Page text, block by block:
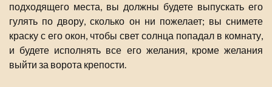
подходящего места, вы должны будете выпускать его
гулять по двору, сколько он ни пожелает; вы снимете
краску с его окон, чтобы свет солнца попадал в комнату,
и будете исполнять все его желания, кроме желания
выйти за ворота крепости.